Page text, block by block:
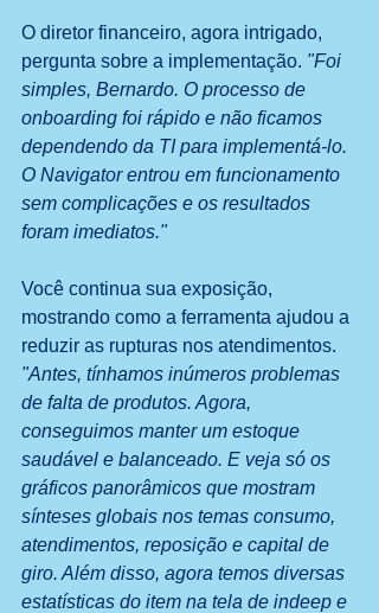
O diretor financeiro, agora intrigado,
pergunta sobre a implementação. "Foi
simples, Bernardo. O processo de
onboarding foi rápido e não ficamos
dependendo da TI para implementá-lo.
O Navigator entrou em funcionamento
sem complicações e os resultados
foram imediatos."
Você continua sua exposição,
mostrando como a ferramenta ajudou a
reduzir as rupturas nos atendimentos.
"Antes, tínhamos inúmeros problemas
de falta de produtos. Agora,
conseguimos manter um estoque
saudável e balanceado. E veja só os
gráficos panorâmicos que mostram
sínteses globais nos temas consumo,
atendimentos, reposição e capital de
giro. Além disso, agora temos diversas
estatísticas do item na tela de indeep e